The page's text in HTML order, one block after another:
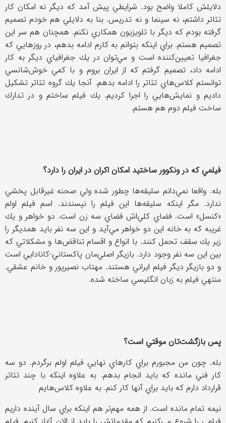
دلايلش كاملا واضح بود. شرايطي پيش آمد كه ديگر نه امكان كار
تئاتر داشتم، نه سينما و نه تدريس. بنا به دلايلي هم خودم تصميم
گرفته بودم كه ديگر با تلويزيون همكاري نكنم. همچنان هم سر اين
تصميم هستم. براي اينكه بتوانم به كارم ادامه بدهم، در روزهايي كه
جغرافيا تعيين‌كننده است و مي‌توان در يك جغرافياي ديگر به كار
ادامه داد، تصميم گرفتم كه از ايران بروم و با كمي خوش‌شانسي
توانستم كلاس‌هاي تئاتر را ادامه بدهم. آنجا يك گروه تئاتر تشكيل
داديم و نمايش‌هايي را اجرا كرديم. يك فيلم ساختم و در تدارك
ساخت فيلم دوم هم هستم.
فيلمي كه در ونكوور ساختيد امكان اكران در ايران را دارد؟
بله. واقعا نمي‌دانم سليقه‌ها چطور شده ولي صحنه غيرقابل پخشي
ندارد. مگر اينكه سليقه‌ها اين فيلم را نپسندند. اسم فيلم اولم
«كنسل» است. فضاي كلي‌اش فضاي سه زن است. دو خواهر و يك
غريبه كه به خانه اين دو خواهر مي‌آيد و اين سه نفر بايد همديگر را
زير يك سقف تحمل كنند. با انواع و اقسام تناقض‌ها و مشكلاتي كه
بين اين سه نفر وجود دارد. بازيگر اصلي‌مان پاكستاني-كانادايي است
و دو بازيگر ديگر فيلم ايراني هستند. مهتاب نصيرپور و خانم عشقي.
منتهي فيلم به زبان انگليسي ساخته شده.
پس بازگشت‌تان موقتي است؟
بله. چون من مجبورم براي كارهاي نهايي فيلم اولم برگردم. دو سه
كار فني مانده كه بايد انجام بدهم. به علاوه اينكه با چند تئاتر
قرارداد دارم كه بايد براي آنها كار كنم. به علاوه كلاس‌هايم
نيمه تمام مانده است. از همه مهم‌تر هم اينكه براي سال آينده داريم